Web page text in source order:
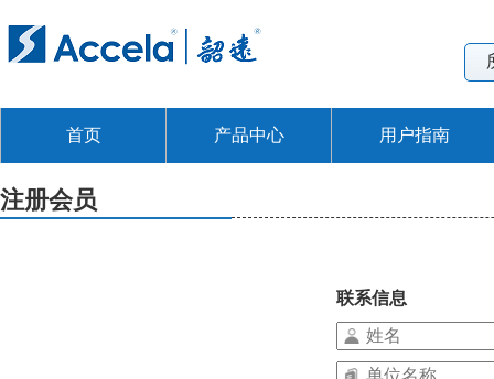
首页 产品中心 用户指南
注册会员
联系信息